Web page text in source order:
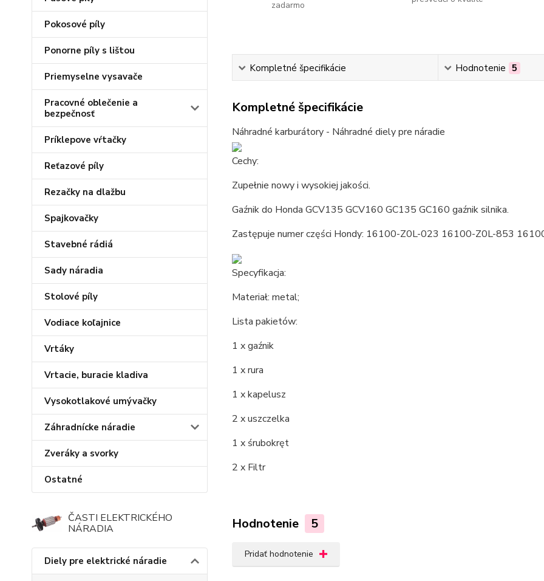
Pokosové píly
Ponorne píly s lištou
Priemyselne vysavače
Pracovné oblečenie a
bezpečnosť
Príklepove vŕtačky
Reťazové píly
Rezačky na dlažbu
Spajkovačky
Stavebné rádiá
Sady náradia
Stolové píly
Vodiace koľajnice
Vrtáky
Vrtacie, buracie kladiva
Vysokotlakové umývačky
Záhradnícke náradie
Zveráky a svorky
Ostatné
ČASTI ELEKTRICKÉHO
NÁRADIA
Diely pre elektrické náradie
zadarmo
Kompletné špecifikácie Hodnotenie 5
Kompletné špecifikácie
Náhradné karburátory - Náhradné diely pre náradie
Cechy:
Zupełnie nowy i wysokiej jakości.
Gaźnik do Honda GCV135 GCV160 GC135 GC160 gaźnik silnika.
Zastępuje numer części Hondy: 16100-Z0L-023 16100-Z0L-853
Specyfikacja:
Materiał: metal;
Lista pakietów:
1 x gaźnik
1 x rura
1 x kapelusz
2 x uszczelka
1 x śrubokręt
2 x Filtr
Hodnotenie 5
Pridať hodnotenie